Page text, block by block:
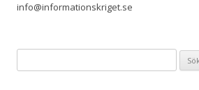
info@informationskriget.se
ö